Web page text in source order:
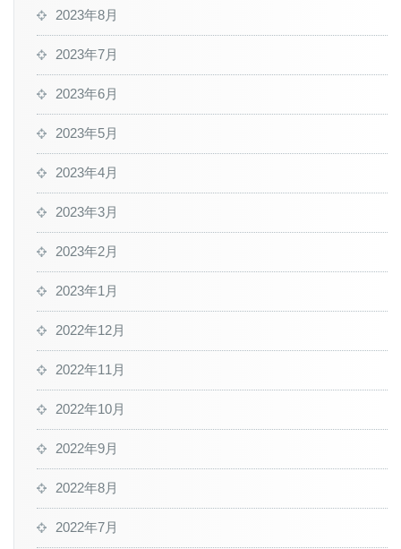
2023年8月
2023年7月
2023年6月
2023年5月
2023年4月
2023年3月
2023年2月
2023年1月
2022年12月
2022年11月
2022年10月
2022年9月
2022年8月
2022年7月